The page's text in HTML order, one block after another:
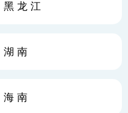
黑龙江
湖南
海南